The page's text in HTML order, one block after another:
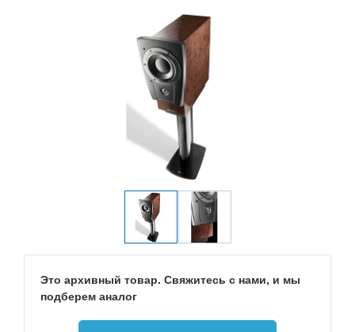
Это архивный товар. Свяжитесь с нами, и мы
подберем аналог